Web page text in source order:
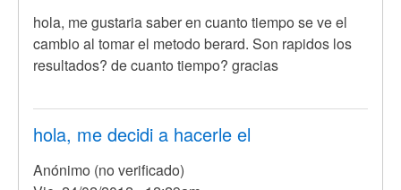
hola, me gustaria saber en cuanto tiempo se ve el
cambio al tomar el metodo berard. Son rapidos los
resultados? de cuanto tiempo? gracias
hola, me decidi a hacerle el
Anónimo (no verificado)